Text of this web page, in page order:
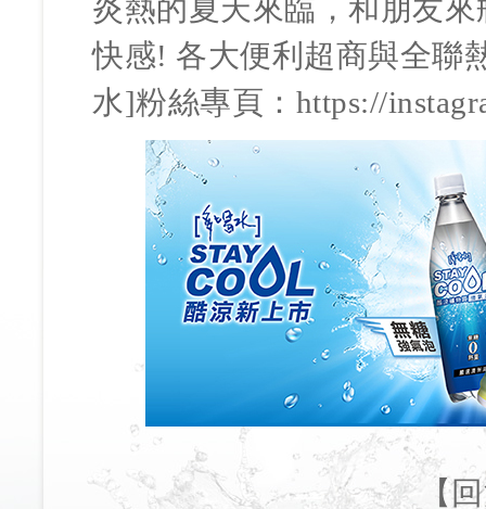
炎熱的夏天來臨，和朋友
快感! 各大便利超商與全聯
水]粉絲專頁： https://
【